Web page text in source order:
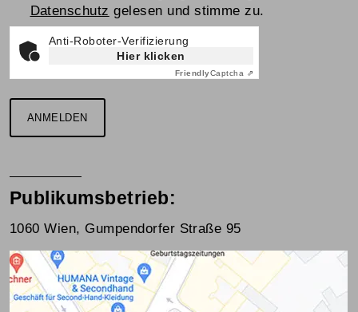
Datenschutz gelesen und stimme zu.
Anti-Roboter-Verifizierung
Hier klicken
FriendlyCaptcha ⇗
ANMELDEN
Publikumsbetrieb:
1060 Wien, Gumpendorfer Straße 95